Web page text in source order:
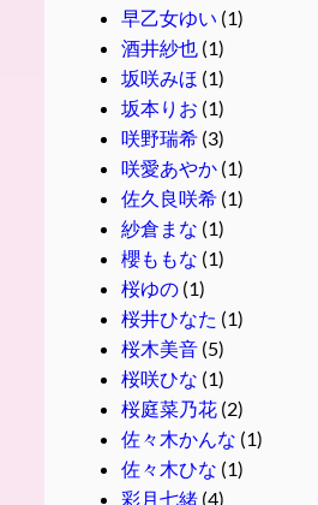
早乙女ゆい (1)
酒井紗也(1)
坂咲みほ (1)
坂本りお (1)
咲野瑞希(3)
咲愛あやか(1)
佐久良咲希(1)
紗倉まな (1)
櫻ももな (1)
桜ゆの(1)
桜井ひなた (1)
桜木美音(5)
桜咲ひな (1)
桜庭菜乃花(2)
佐々木かんな (1)
佐々木ひな (1)
彩月七緒(4)